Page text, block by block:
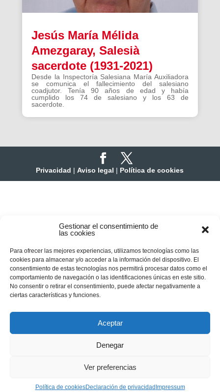
Gestionar el consentimiento de
las cookies
Para ofrecer las mejores experiencias, utilizamos tecnologías como las
cookies para almacenar y/o acceder a la información del dispositivo. El
consentimiento de estas tecnologías nos permitirá procesar datos como el
comportamiento de navegación o las identificaciones únicas en este sitio.
No consentir o retirar el consentimiento, puede afectar negativamente a
ciertas características y funciones.
Aceptar
Denegar
Ver preferencias
Política de cookiesDeclaración de privacidad Impressum
Jesús María Mélida
Amezgaray, Salesià
sacerdote (1931-2021)
Desde la Inspectoría Salesiana María Auxiliadora
se comunica el fallecimiento del salesiano
coadjutor. Tenía 90 años de edad y había
cumplido los 74 de salesiano y los 63 de
sacerdote.
Privacidad |Aviso legal | Política de cookies